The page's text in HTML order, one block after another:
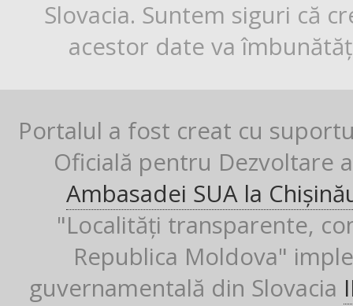
Slovacia. Suntem siguri că
acestor date va
Portalul a fost creat cu
Oficială pentru Dezvoltare
Ambasadei SUA la
"Localități transparente,
Republica Moldova"
guvernamentală din Slovacia